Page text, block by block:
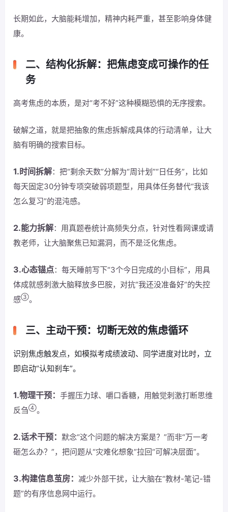
长期如此，大脑能耗增加，精神内耗严重，甚至影响身体健
康。
二、结构化拆解：把焦虑变成可操作的任
务
高考焦虑的本质，是对“考不好”这种模糊恐惧的无序搜索。
破解之道，就是把抽象的焦虑拆解成具体的行动清单，让大
脑有明确的搜索目标。
1.时间拆解：把“剩余天数”分解为“周计划”“日任务”，比如
每天固定30分钟专项突破弱项题型，用具体任务替代“我该
怎么复习”的混沌感。
2.能力拆解：用真题卷统计高频失分点，针对性看网课或请
教老师，让大脑聚焦已知漏洞，而不是泛化焦虑。
3.心态锚点：每天睡前写下“3个今日完成的小目标”，用具
体成就感刺激大脑释放多巴胺，对抗“我还没准备好”的失控
感③。
三、主动干预：切断无效的焦虑循环
识别焦虑触发点，如模拟考成绩波动、同学进度对比时，立
即启动“认知刹车”。
1.物理干预： 手握压力球、嚼口香糖，用触觉刺激打断思维
反刍④。
2.话术干预： 默念“这个问题的解决方案是？”而非“万一考
砸怎么办？”，把问题从“灾难化想象”拉回“可解决层面”。
3.构建信息茧房： 减少外部干扰，让大脑在“教材-笔记-错
题”的有序信息网中运行。